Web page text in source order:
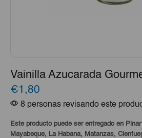
Vainilla Azucarada
€1,80
8 personas revisando este
Este producto puede ser entregado en
Mayabeque, La Habana, Matanzas,